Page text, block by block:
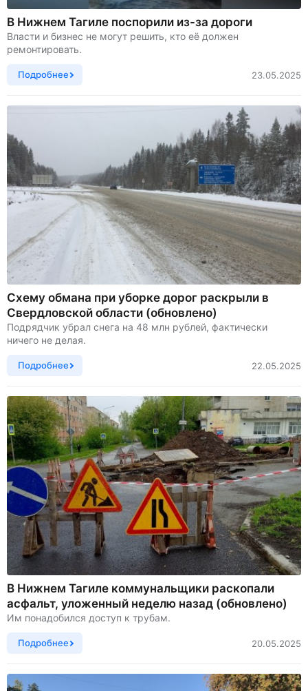
В Нижнем Тагиле поспорили из-за дороги
Власти и бизнес не могут решить, кто её должен
ремонтировать.
Подробнее 23.05.2025
Схему обмана при уборке дорог раскрыли в
Свердловской области (обновлено)
Подрядчик убрал снега на 48 млн рублей, фактически
ничего не делая.
Подробнее 22.05.2025
В Нижнем Тагиле коммунальщики раскопали
асфальт, уложенный неделю назад (обновлено)
Им понадобился доступ к трубам.
Подробнее 20.05.2025